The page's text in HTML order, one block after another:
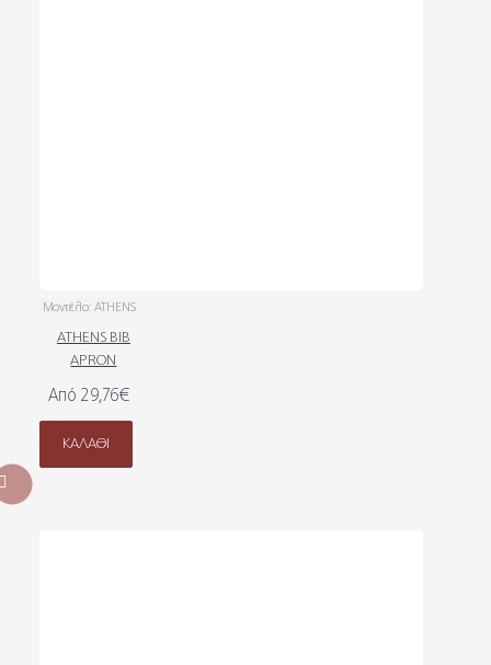
Μοντέλο: ATHENS
ATHENS BIB
APRON
Από 29,76€
ΚΑΛΆΘΙ